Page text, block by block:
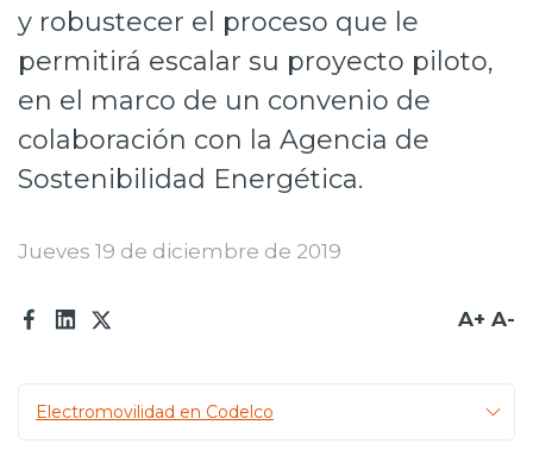
Transparencia activa
Canales de denuncia
Proveedores
y robustecer el proceso que le
permitirá escalar su proyecto piloto,
en el marco de un convenio de
colaboración con la Agencia de
Sostenibilidad Energética.
Jueves 19 de diciembre de 2019
A+ A-
Electromovilidad en Codelco